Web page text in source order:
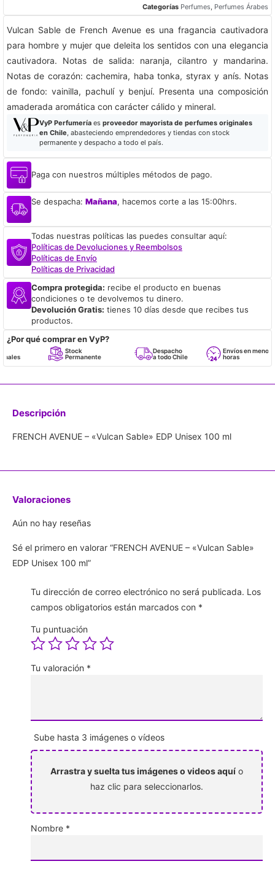
Categorías Perfumes, Perfumes Árabes
Vulcan Sable de French Avenue es una fragancia cautivadora
para hombre y mujer que deleita los sentidos con una elegancia
cautivadora. Notas de salida: naranja, cilantro y mandarina.
Notas de corazón: cachemira, haba tonka, styrax y anís. Notas
de fondo: vainilla, pachulí y benjuí. Presenta una composición
amaderada aromática con carácter cálido y mineral.
VyP Perfumeríaes proveedor mayorista de perfumes originales
en Chile, abasteciendo emprendedores y tiendas con stock
permanente y despacho a todo el país.
Paga con nuestros múltiples métodos de pago.
Se despacha: Mañana, hacemos corte a las 15:00hrs.
Todas nuestras políticas las puedes consultar aquí:
Políticas de Devoluciones y Reembolsos
Políticas de Envío
Políticas de Privacidad
Compra protegida: recibe el producto en buenas
condiciones o te devolvemos tu dinero.
Devolución Gratis: tienes 10 días desde que recibes tus
productos.
¿Por qué comprar en VyP?
Stock
Permanente
Despacho
a todo Chile
Envíos en menos de 24
horas
Descripción
FRENCH AVENUE – «Vulcan Sable» EDP Unisex 100 ml
Valoraciones
Aún no hay reseñas
Sé el primero en valorar “FRENCH AVENUE – «Vulcan Sable»
EDP Unisex 100 ml”
Tu dirección de correo electrónico no será publicada. Los
campos obligatorios están marcados con *
Tu puntuación
Tu valoración *
Sube hasta 3 imágenes o vídeos
Arrastra y suelta tus imágenes o videos aquí o
haz clic para seleccionarlos.
Nombre *